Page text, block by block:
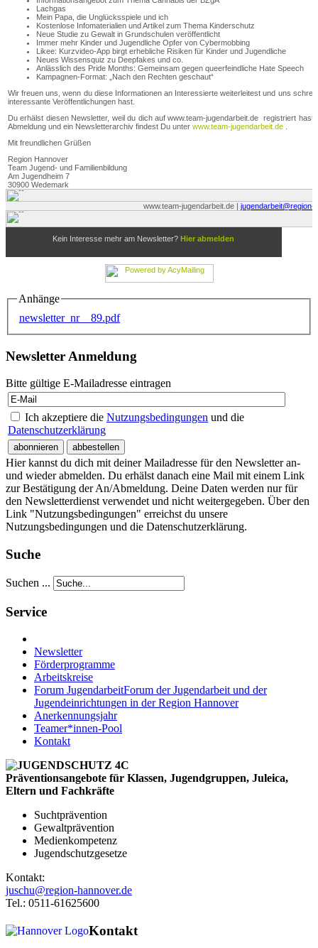
Anhänge
newsletter_nr__89.pdf
Newsletter Anmeldung
Bitte gültige E-Mailadresse eintragen
Ich akzeptiere die Nutzungsbedingungen und die
Datenschutzerklärung
Hier kannst du dich mit deiner Mailadresse für den Newsletter an-
und wieder abmelden. Du erhälst danach eine Mail mit einem Link
zur Bestätigung der An/Abmeldung. Deine Daten werden nur für
den Newsletterdienst verwendet und nicht weitergegeben. Über den
Link "Nutzungsbedingungen" erreichst du unsere
Nutzungsbedingungen und die Datenschutzerklärung.
Suche
Suchen ...
Service
Newsletter
Förderprogramme
Arbeitskreise
Forum JugendarbeitForum der Jugendarbeit und der
Jugendeinrichtungen in der Region Hannover
Anerkennungsjahr
Teamer*innen-Pool
Kontakt
Präventionsangebote für Klassen, Jugendgruppen, Juleica,
Eltern und Fachkräfte
Suchtprävention
Gewaltprävention
Medienkompetenz
Jugendschutzgesetze
Kontakt:
juschu@region-hannover.de
Tel.: 0511-61625600
Kontakt